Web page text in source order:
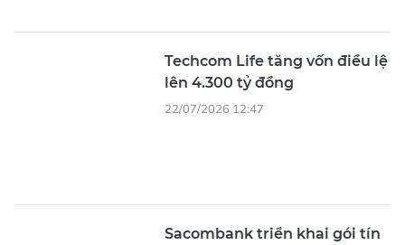
Techcom Life tăng vốn điều lệ
lên 4.300 tỷ đồng
22/07/2026 12:47
Sacombank triển khai gói tín